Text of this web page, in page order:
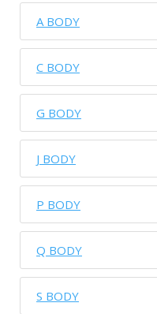
A BODY
C BODY
G BODY
J BODY
P BODY
Q BODY
S BODY